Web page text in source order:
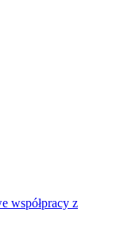
współpracy z